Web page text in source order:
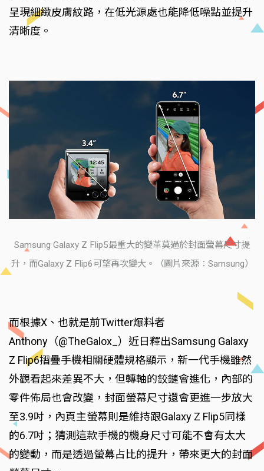
呈現細緻皮膚紋路，在低光源處也能降低噪點並提升
清晰度。
Samsung Galaxy Z Flip5最重大的變革莫過於封面螢幕尺寸提
升，而Galaxy Z Flip6可望再次變大。（圖片來源：Samsung）
而根據X、也就是前Twitter爆料者
Anthony（@TheGalox_）近日釋出Samsung Galaxy
Z Flip6摺疊手機相關硬體規格顯示，新一代手機雖然
外觀看起來差異不大，但轉軸的鉸鏈會進化，內部的
零件佈局也會改變，封面螢幕尺寸還會更進一步放大
至3.9吋，內頁主螢幕則是維持跟Galaxy Z Flip5同樣
的6.7吋；猜測這款手機的機身尺寸可能不會有太大
的變動，而是透過螢幕占比的提升，帶來更大的封面